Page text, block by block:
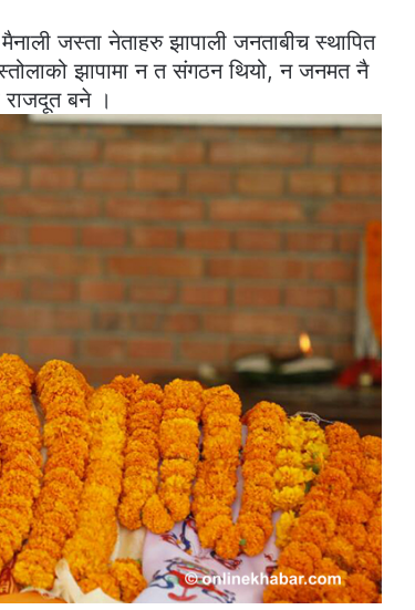
जस्ता नेताहरु झापाली जनताबीच स्थापित
झापामा न त संगठन थियो, न जनमत नै
राजदूत बने ।